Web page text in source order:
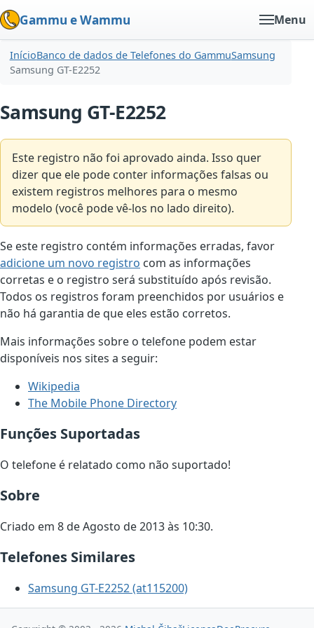
Gammu e Wammu Menu
InícioBanco de dados de Telefones do GammuSamsung
Samsung GT-E2252
Samsung GT-E2252
Este registro não foi aprovado ainda. Isso quer
dizer que ele pode conter informações falsas ou
existem registros melhores para o mesmo
modelo (você pode vê-los no lado direito).
Se este registro contém informações erradas, favor
adicione um novo registro com as informações
corretas e o registro será substituído após revisão.
Todos os registros foram preenchidos por usuários e
não há garantia de que eles estão corretos.
Mais informações sobre o telefone podem estar
disponíveis nos sites a seguir:
Wikipedia
The Mobile Phone Directory
Funções Suportadas
O telefone é relatado como não suportado!
Sobre
Criado em 8 de Agosto de 2013 às 10:30.
Telefones Similares
Samsung GT-E2252 (at115200)